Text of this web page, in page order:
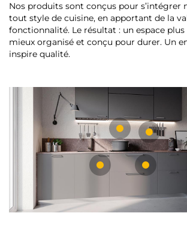
Nos produits sont conçus pour s’intégrer
tout style de cuisine, en apportant de la
fonctionnalité. Le résultat : un espace
mieux organisé et conçu pour durer. Un
inspire qualité.